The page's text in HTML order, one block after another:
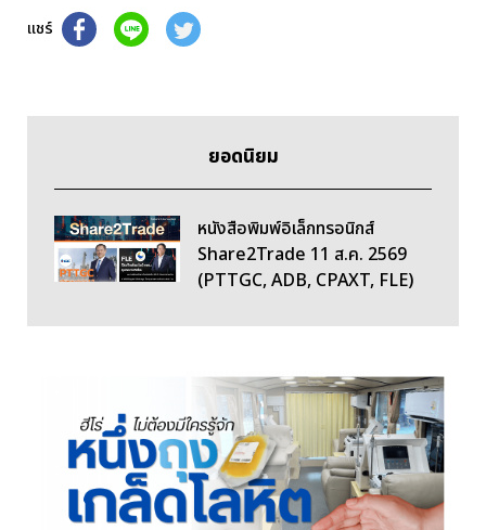
แชร์
ยอดนิยม
หนังสือพิมพ์อิเล็กทรอนิกส์
Share2Trade 11 ส.ค. 2569
(PTTGC, ADB, CPAXT, FLE)